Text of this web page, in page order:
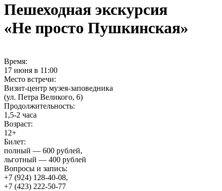
Пешеходная экскурсия
«Не просто Пушкинская»
Время:
17 июня в 11:00
Место встречи:
Визит-центр музея-заповедника
(ул. Петра Великого, 6)
Продолжительность:
1,5-2 часа
Возраст:
12+
Билет:
полный — 600 рублей,
льготный — 400 рублей
Вопросы и запись:
+7 (924) 128-40-08,
+7 (423) 222-50-77